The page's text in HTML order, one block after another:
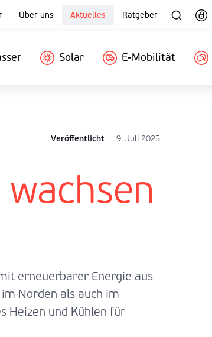
Über uns Aktuelles Ratgeber
Solar E-Mobilität
Veröffentlicht 9. Juli 2025
wachsen
erneuerbarer Energie aus
Norden als auch im
Heizen und Kühlen für